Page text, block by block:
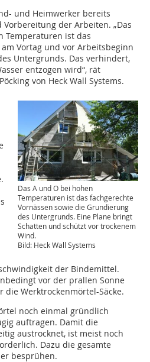
und Heimwerker bereits
der Arbeiten. „Das
Temperaturen ist das
Vortag und vor Arbeitsbeginn
Untergrunds. Das verhindert,
entzogen wird“, rät
von Heck Wall Systems.
Das A und O bei hohen
Temperaturen ist das fachgerechte
Vornässen sowie die Grundierung
des Untergrunds. Eine Plane bringt
Schatten und schützt vor trockenem
Wind.
Bild: Heck Wall Systems
der Bindemittel.
vor der prallen Sonne
die Werktrockenmörtel-Säcke.
noch einmal gründlich
auftragen. Damit die
austrocknet, ist meist noch
Dazu die gesamte
besprühen.